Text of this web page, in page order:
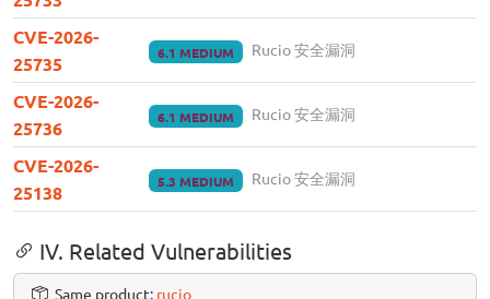
CVE-2026-
25735
6.1 MEDIUM Rucio 安全漏洞
CVE-2026-
25736
6.1 MEDIUM Rucio 安全漏洞
CVE-2026-
25138
5.3 MEDIUM Rucio 安全漏洞
IV. Related Vulnerabilities
Same product: rucio